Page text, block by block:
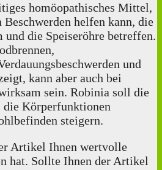
homöopathisches Mittel,
Beschwerden helfen kann, die
und die Speiseröhre betreffen.
und
kann aber auch bei
sein. Robinia soll die
die Körperfunktionen
steigern.
Artikel Ihnen wertvolle
hat. Sollte Ihnen der Artikel